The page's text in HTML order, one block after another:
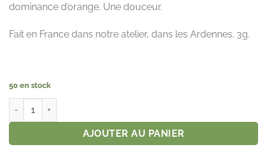
dominance d’orange. Une douceur.
Fait en France dans notre atelier, dans les Ardennes. 3g.
50 en stock
AJOUTER AU PANIER